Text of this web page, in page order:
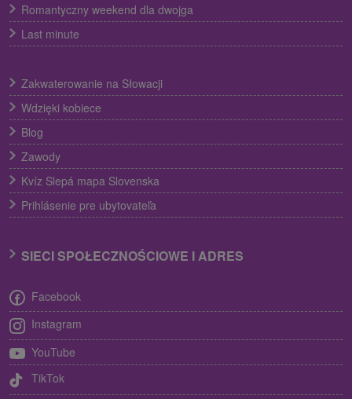
Romantyczny weekend dla dwojga
Last minute
Zakwaterowanie na Słowacji
Wdzięki kobiece
Blog
Zawody
Kvíz Slepá mapa Slovenska
Prihlásenie pre ubytovateľa
SIECI SPOŁECZNOŚCIOWE I ADRES
Facebook
Instagram
YouTube
TikTok